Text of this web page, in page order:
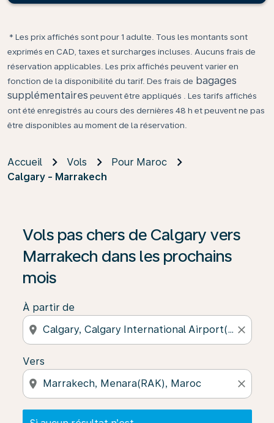
* Les prix affichés sont pour 1 adulte. Tous les montants sont
exprimés en CAD, taxes et surcharges incluses. Aucuns frais de
réservation applicables. Les prix affichés peuvent varier en
fonction de la disponibilité du tarif. Des frais de bagages
supplémentaires peuvent être appliqués . Les tarifs affichés
ont été enregistrés au cours des dernières 48 h et peuvent ne pas
être disponibles au moment de la réservation.
Accueil Vols
Pour Maroc
Calgary - Marrakech
Vols pas chers de Calgary vers
Marrakech dans les prochains
mois
À partir de
location_on close
Vers
location_on close
Si aucun résultat n’est disponible, cliquez sur «